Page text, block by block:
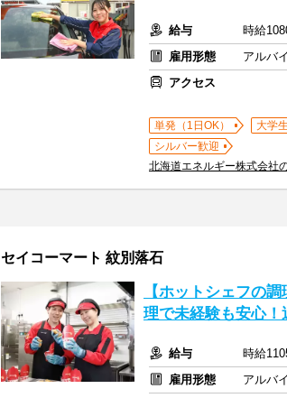
給与
時給
雇用形態
アルバ
アクセス
単発（1日OK） 大学
シルバー歓迎
北海道エネルギー株式会社
セイコーマート 紋別落石
【ホットシェフの
理で未経験も安心！
給与
時給
雇用形態
アルバ